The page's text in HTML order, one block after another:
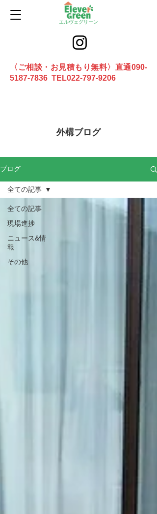
エルヴェグリーン
〈ご相談・お見積もり無料〉直通090-
5187-7836 TEL022-797-9206
外構ブログ
ブログ
全ての記事
現場進捗
ニュース&情
報
その他
全ての記事